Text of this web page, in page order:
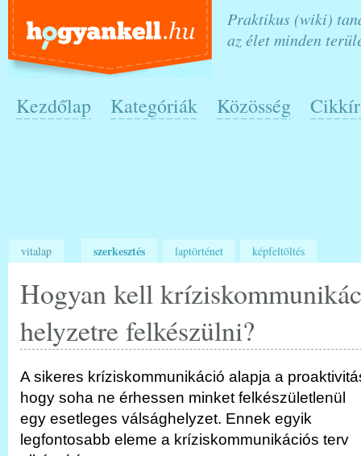
Praktikus (wiki)
az élet minden
Kezdőlap Kategóriák Közösség
vitalap szerkesztés laptörténet képfeltöltés
Hogyan kell
helyzetre felkészülni?
A sikeres kríziskommunikáció alapja a
hogy soha ne érhessen minket felkészületlenül
egy esetleges válsághelyzet. Ennek egyik
legfontosabb eleme a kríziskommunikációs terv